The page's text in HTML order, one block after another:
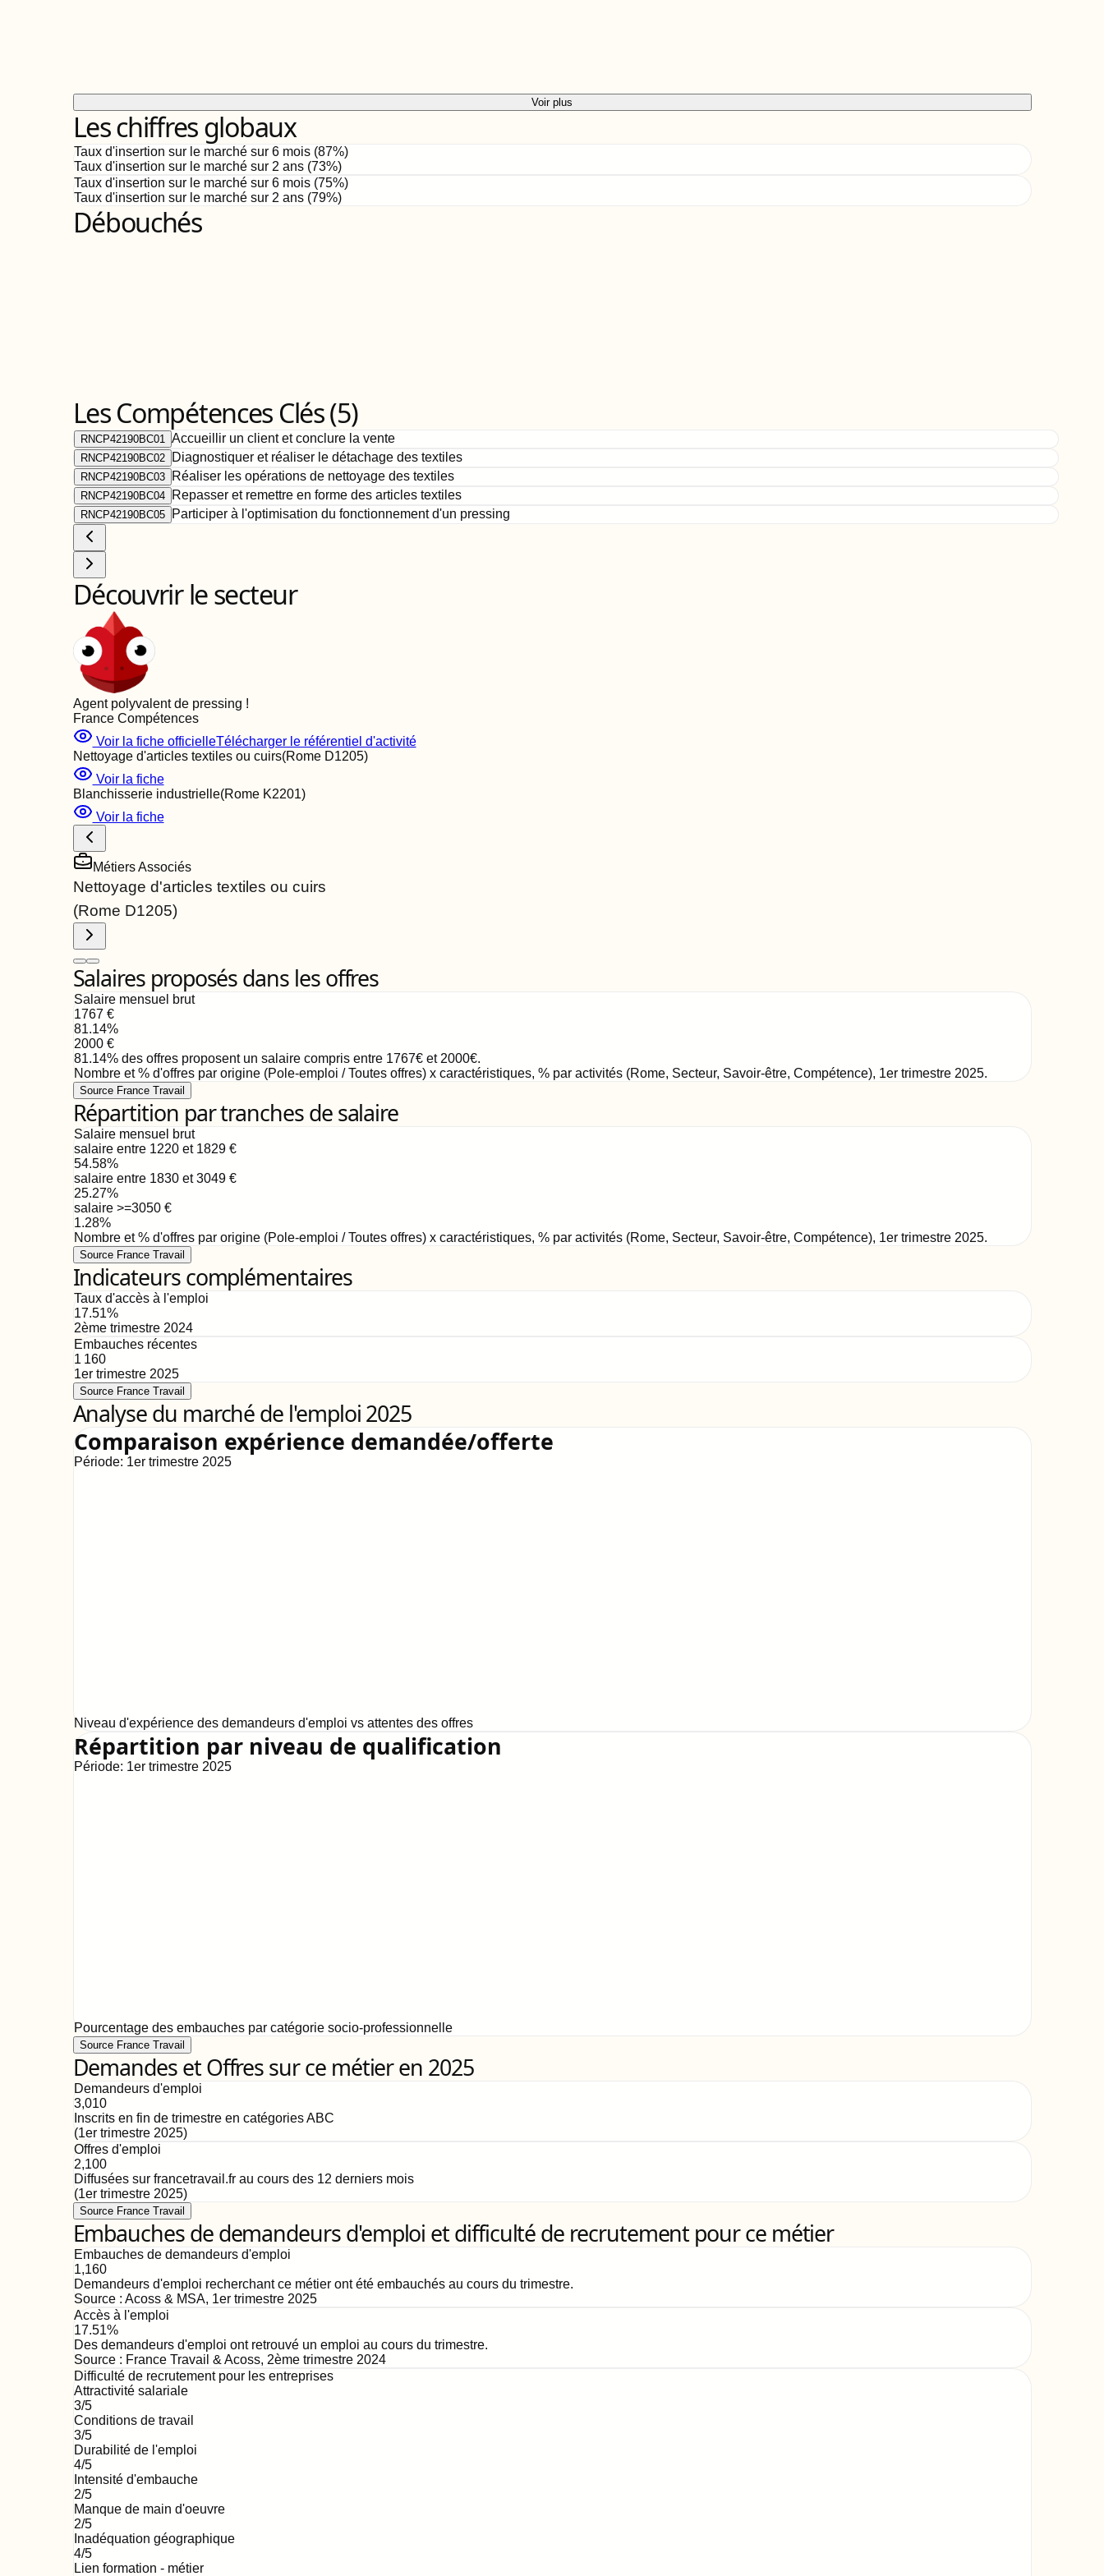
Voir plus
Les chiffres globaux
Taux d'insertion sur le marché sur 6 mois (87%)
Taux d'insertion sur le marché sur 2 ans (73%)
Taux d'insertion sur le marché sur 6 mois (75%)
Taux d'insertion sur le marché sur 2 ans (79%)
Débouchés
Les Compétences Clés (5)
RNCP42190BC01 Accueillir un client et conclure la vente
RNCP42190BC02 Diagnostiquer et réaliser le détachage des textiles
RNCP42190BC03 Réaliser les opérations de nettoyage des textiles
RNCP42190BC04 Repasser et remettre en forme des articles textiles
RNCP42190BC05 Participer à l'optimisation du fonctionnement d'un pressing
Découvrir le secteur
Agent polyvalent de pressing !
France Compétences
Voir la fiche officielleTélécharger le référentiel d'activité
Nettoyage d'articles textiles ou cuirs(Rome D1205)
Voir la fiche
Blanchisserie industrielle(Rome K2201)
Voir la fiche
Métiers Associés
Nettoyage d'articles textiles ou cuirs
(Rome D1205)
Salaires proposés dans les offres
Salaire mensuel brut
1767 €
81.14%
2000€
81.14% des offres proposent un salaire compris entre 1767€et 2000€.
Nombre et % d'offres par origine (Pole-emploi / Toutes offres) x caractéristiques, % par activités (Rome, Secteur, Savoir-être, Compétence), 1er trimestre 2025.
Source France Travail
Répartition par tranches de salaire
Salaire mensuel brut
salaire entre 1220 et 1829€
54.58%
salaire entre 1830 et 3049€
25.27%
salaire >=3050€
1.28%
Nombre et % d'offres par origine (Pole-emploi / Toutes offres) x caractéristiques, % par activités (Rome, Secteur, Savoir-être, Compétence), 1er trimestre 2025.
Source France Travail
Indicateurs complémentaires
Taux d'accès à l'emploi
17.51%
2ème trimestre 2024
Embauches récentes
1 160
1er trimestre 2025
Source France Travail
Analyse du marché de l'emploi 2025
Comparaison expérience demandée/offerte
Période: 1er trimestre 2025
Niveau d'expérience des demandeurs d'emploi vs attentes des offres
Répartition par niveau de qualification
Période: 1er trimestre 2025
Pourcentage des embauches par catégorie socio-professionnelle
Source France Travail
Demandes et Offres sur ce métier en 2025
Demandeurs d'emploi
3,010
Inscrits en fin de trimestre en catégories ABC
(1er trimestre 2025)
Offres d'emploi
2,100
Diffusées sur francetravail.fr au cours des 12 derniers mois
(1er trimestre 2025)
Source France Travail
Embauches de demandeurs d'emploi et difficulté de recrutement pour ce métier
Embauches de demandeurs d'emploi
1,160
Demandeurs d'emploi recherchant ce métier ont été embauchés au cours du trimestre.
Source : Acoss & MSA, 1er trimestre 2025
Accès à l'emploi
17.51%
Des demandeurs d'emploi ont retrouvé un emploi au cours du trimestre.
Source : France Travail & Acoss, 2ème trimestre 2024
Difficulté de recrutement pour les entreprises
Attractivité salariale
3/5
Conditions de travail
3/5
Durabilité de l'emploi
4/5
Intensité d'embauche
2/5
Manque de main d'oeuvre
2/5
Inadéquation géographique
4/5
Lien formation - métier